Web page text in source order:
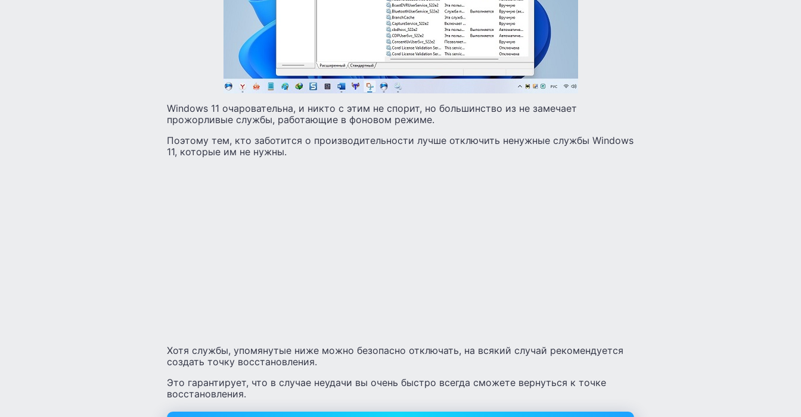
Windows 11 очаровательна, и никто с этим не спорит, но большинство из не замечает
прожорливые службы, работающие в фоновом режиме.
Поэтому тем, кто заботится о производительности лучше отключить ненужные службы Windows
11, которые им не нужны.
Хотя службы, упомянутые ниже можно безопасно отключать, на всякий случай рекомендуется
создать точку восстановления.
Это гарантирует, что в случае неудачи вы очень быстро всегда сможете вернуться к точке
восстановления.